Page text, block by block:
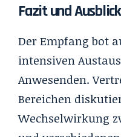
Fazit und Ausblick
Der Empfang bot
intensiven
Anwesenden.
Bereichen
Wechselwirkung